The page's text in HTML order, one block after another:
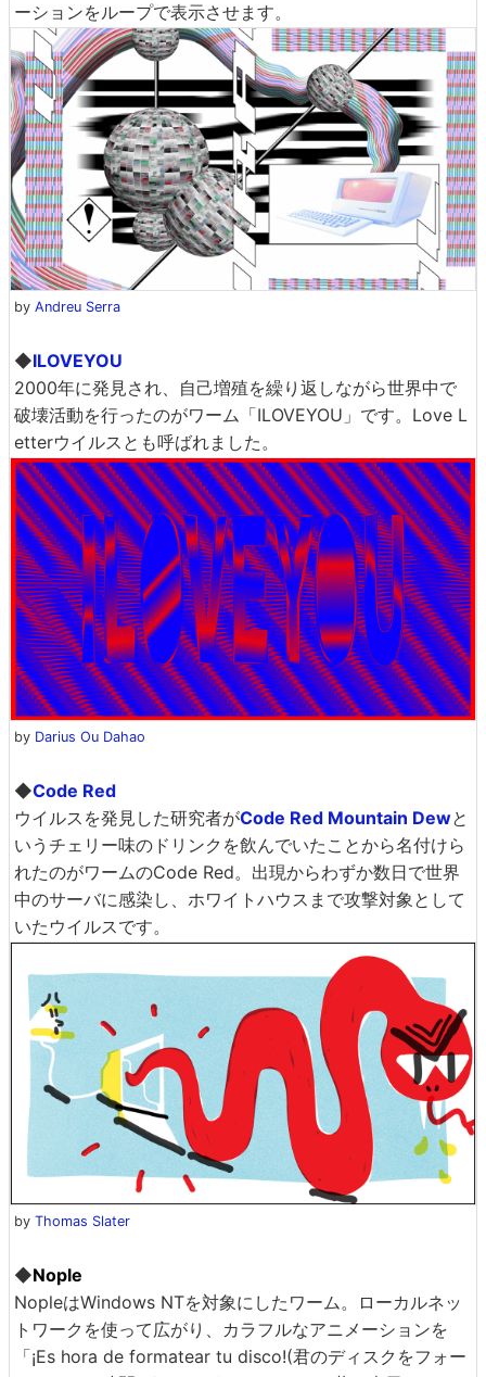
ーションをループで表示させます。
by Andreu Serra
◆ILOVEYOU
2000年に発見され、自己増殖を繰り返しながら世界中で
破壊活動を行ったのがワーム「ILOVEYOU」です。Love L
etterウイルスとも呼ばれました。
by Darius Ou Dahao
◆Code Red
ウイルスを発見した研究者がCode Red Mountain Dewと
いうチェリー味のドリンクを飲んでいたことから名付けら
れたのがワームのCode Red。出現からわずか数日で世界
中のサーバに感染し、ホワイトハウスまで攻撃対象として
いたウイルスです。
by Thomas Slater
◆Nople
NopleはWindows NTを対象にしたワーム。ローカルネッ
トワークを使って広がり、カラフルなアニメーションを
「¡Es hora de formatear tu disco!(君のディスクをフォー